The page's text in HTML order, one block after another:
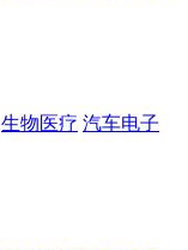
生物医疗 汽车电子